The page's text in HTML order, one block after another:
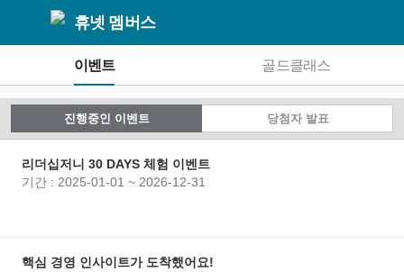
휴넷 멤버스
이벤트 골드클래스
진행중인 이벤트 당첨자 발표
리더십저니 30 DAYS 체험 이벤트
기간 : 2025-01-01 ~ 2026-12-31
핵심 경영 인사이트가 도착했어요!